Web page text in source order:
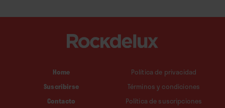
Home
Suscribirse
Contacto
Política de privacidad
Términos y condiciones
Política de suscripciones